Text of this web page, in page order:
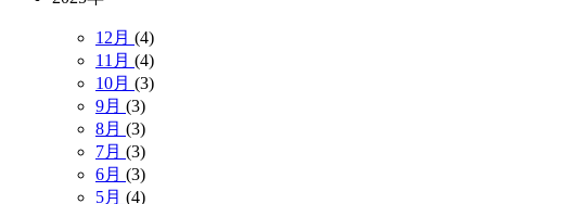
12月 (4)
11月 (4)
10月 (3)
9月 (3)
8月 (3)
7月 (3)
6月 (3)
5月 (4)